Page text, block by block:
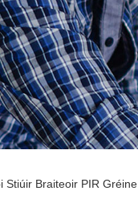
Stiúir Braiteoir PIR Gréine